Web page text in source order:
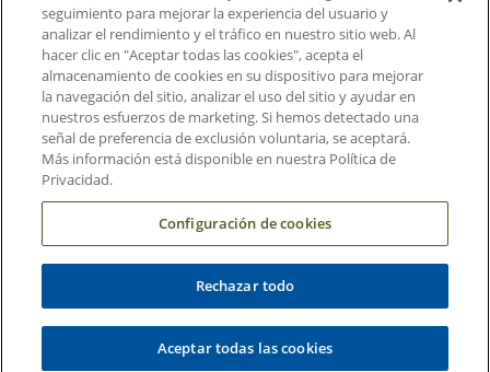
Enlaces relacionados
Duke Cancer Institute
Duke Children's
Duke School of Medicine
Duke School of Nursing
Duke University
Términos y condiciones
seguimiento para mejorar la experiencia del usuario y
analizar el rendimiento y el tráfico en nuestro sitio web. Al
hacer clic en "Aceptar todas las cookies", acepta el
almacenamiento de cookies en su dispositivo para mejorar
la navegación del sitio, analizar el uso del sitio y ayudar en
nuestros esfuerzos de marketing. Si hemos detectado una
señal de preferencia de exclusión voluntaria, se aceptará.
Más información está disponible en nuestra Política de
Privacidad.
Configuración de cookies
Rechazar todo
Aceptar todas las cookies